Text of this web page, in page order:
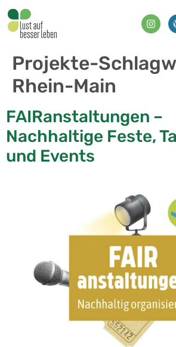
springen
Projekte-
Rhein-Main
FAIRanstaltungen –
Nachhaltige Feste,
und Events